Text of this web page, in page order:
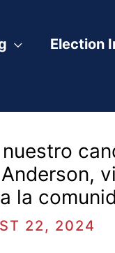
Election
la
22, 2024